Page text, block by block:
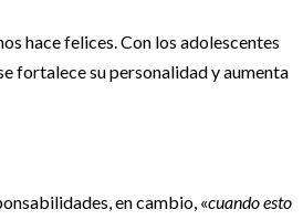
hace felices. Con los adolescentes
fortalece su personalidad y aumenta
en cambio, «cuando esto